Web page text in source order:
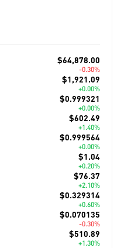
$64,878.00
-0.30%
$1,921.09
+0.00%
$0.999321
+0.00%
$602.49
+1.40%
$0.999564
+0.00%
$1.04
+0.20%
$76.37
+2.10%
$0.329314
+0.60%
$0.070135
-0.30%
$510.89
+1.30%